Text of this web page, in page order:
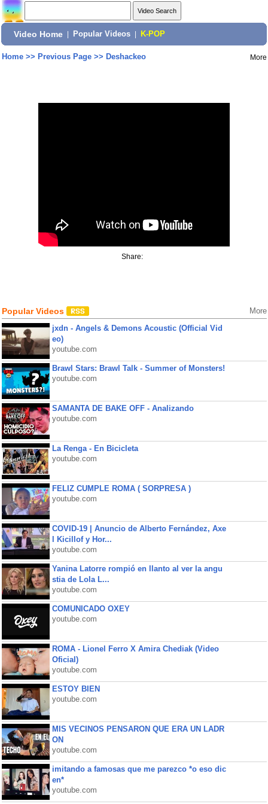
Video Home Popular Videos K-POP
Home>> Previous Page>> Deshackeo More
Share:
Popular Videos More
jxdn - Angels & Demons Acoustic (Official Vid
eo)
youtube.com
Brawl Stars: Brawl Talk - Summer of Monsters!
youtube.com
SAMANTA DE BAKE OFF - Analizando
youtube.com
La Renga - En Bicicleta
youtube.com
FELIZ CUMPLE ROMA ( SORPRESA )
youtube.com
COVID-19 | Anuncio de Alberto Fernández, Axe
l Kicillof y Hor...
youtube.com
Yanina Latorre rompió en llanto al ver la angu
stia de Lola L...
youtube.com
COMUNICADO OXEY
youtube.com
ROMA - Lionel Ferro X Amira Chediak (Video
Oficial)
youtube.com
ESTOY BIEN
youtube.com
MIS VECINOS PENSARON QUE ERA UN LADR
ON
youtube.com
imitando a famosas que me parezco *o eso dic
en*
youtube.com